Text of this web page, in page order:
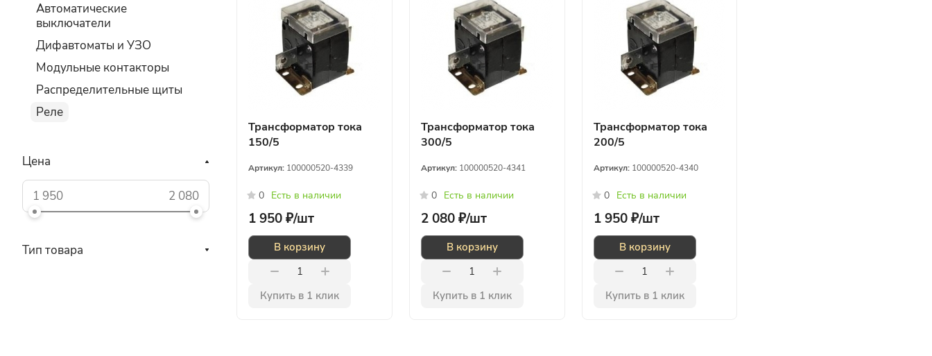
Трансформатор тока
150/5
Артикул: 100000520-4339
0 Есть в наличии
1 950 ₽/шт
В корзину
Купить в 1 клик
Трансформатор тока
300/5
Артикул: 100000520-4341
0 Есть в наличии
2 080 ₽/шт
В корзину
Купить в 1 клик
Трансформатор тока
200/5
Артикул: 100000520-4340
0 Есть в наличии
1 950 ₽/шт
В корзину
Купить в 1 клик
Автоматические
выключатели
Дифавтоматы и УЗО
Модульные контакторы
Распределительные щиты
Реле
Цена
Тип товара